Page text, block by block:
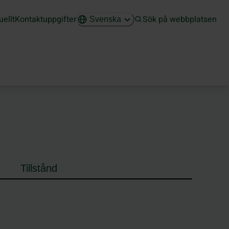
Kontaktuppgifter Svenska Sök på webbplatsen
Tillstånd